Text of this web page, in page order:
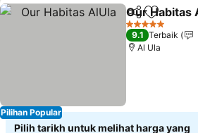
Pilihan Popular
KongsiTambah
Our Habitas
5 Bintang
9.1 Terbaik
Al Ula
Pilih tarikh untuk melihat harga yang